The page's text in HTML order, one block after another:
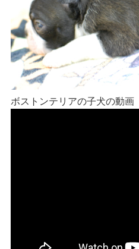
ボストンテリアの子犬の動画